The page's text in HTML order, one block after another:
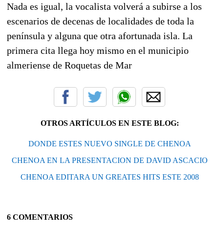
Nada es igual, la vocalista volverá a subirse a los
escenarios de decenas de localidades de toda la
península y alguna que otra afortunada isla. La
primera cita llega hoy mismo en el municipio
almeriense de Roquetas de Mar
OTROS ARTÍCULOS EN ESTE BLOG:
DONDE ESTES NUEVO SINGLE DE CHENOA
CHENOA EN LA PRESENTACION DE DAVID ASCACIO
CHENOA EDITARA UN GREATES HITS ESTE 2008
6 COMENTARIOS